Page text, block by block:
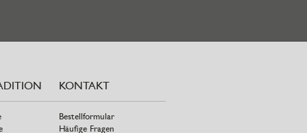
KONTAKT
Bestellformular
Häufige Fragen